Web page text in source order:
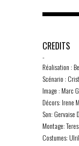
CREDITS
-
Réalisation :
Scénario :
Image : Marc
Décors: Irene
Son: Gervaise
Montage:
Costumes: